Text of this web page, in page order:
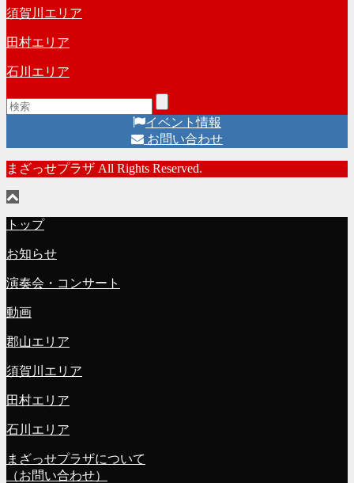
須賀川エリア
田村エリア
石川エリア
イベント情報
お問い合わせ
まざっせプラザ All Rights Reserved.
トップ
お知らせ
演奏会・コンサート
動画
郡山エリア
須賀川エリア
田村エリア
石川エリア
まざっせプラザについて
（お問い合わせ）